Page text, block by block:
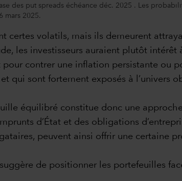
des put spreads échéance déc. 2025 . Les
mars 2025.
certes volatils, mais ils demeurent
les investisseurs auraient plutôt
contrer une inflation persistante ou
qui sont fortement exposés à l’univers
équilibré constitue donc une
d’État et des obligations
peuvent ainsi offrir une certaine
de positionner les portefeuilles